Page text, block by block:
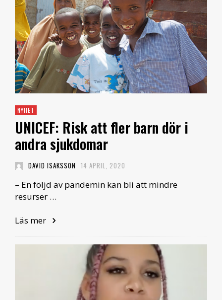
NYHET
UNICEF: Risk att fler barn dör i
andra sjukdomar
DAVID ISAKSSON 14 APRIL, 2020
– En följd av pandemin kan bli att mindre
resurser …
Läs mer